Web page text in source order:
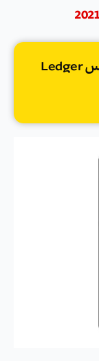
کیف پول سخت افزاری لجر نانو ایکس Ledger